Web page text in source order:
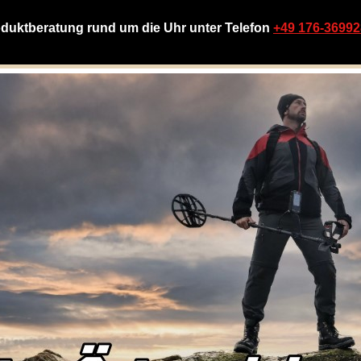
rund um die Uhr unter Telefon +49 176-